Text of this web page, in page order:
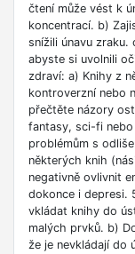
čtení může vést k
koncentrací. b)
snížili únavu zraku.
abyste si uvolnili
zdraví: a) Knihy z
kontroverzní nebo
přečtěte názory
fantasy, sci-fi
problémům s
některých knih
negativně ovlivnit
dokonce i depresi.
vkládat knihy do
malých prvků. b)
že je nevkládají do